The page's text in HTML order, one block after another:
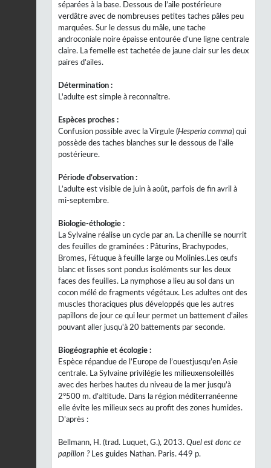
séparées à la base. Dessous de l’aile postérieure
verdâtre avec de nombreuses petites taches pâles peu
marquées. Sur le dessus du mâle, une tache
androconiale noire épaisse entourée d’une ligne centrale
claire. La femelle est tachetée de jaune clair sur les deux
paires d’ailes.
Détermination :
L'adulte est simple à reconnaître.
Espèces proches :
Confusion possible avec la Virgule (Hesperia comma) qui
possède des taches blanches sur le dessous de l'aile
postérieure.
Période d’observation :
L’adulte est visible de juin à août, parfois de fin avril à
mi-septembre.
Biologie-éthologie :
La Sylvaine réalise un cycle par an. La chenille se nourrit
des feuilles de graminées : Pâturins, Brachypodes,
Bromes, Fétuque à feuille large ou Molinies.Les œufs
blanc et lisses sont pondus isoléments sur les deux
faces des feuilles. La nymphose a lieu au sol dans un
cocon mélé de fragments végétaux. Les adultes ont des
muscles thoraciques plus développés que les autres
papillons de jour ce qui leur permet un battement d'ailes
pouvant aller jusqu'à 20 battements par seconde.
Biogéographie et écologie :
Espèce répandue de l’Europe de l’ouestjusqu’en Asie
centrale. La Sylvaine privilégie les milieuxensoleillés
avec des herbes hautes du niveau de la mer jusqu’à
2°500 m. d’altitude. Dans la région méditerranéenne
elle évite les milieux secs au profit des zones humides.
D’après :
Bellmann, H. (trad. Luquet, G.), 2013. Quel est donc ce
papillon ?Les guides Nathan. Paris. 449 p.